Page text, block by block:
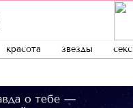
красота звезды секс